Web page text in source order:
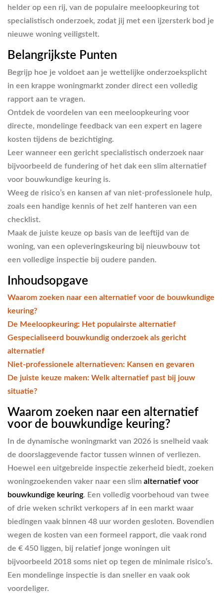
helder op een rij, van de populaire meeloopkeuring tot
specialistisch onderzoek, zodat jij met een ijzersterk bod je
nieuwe woning veiligstelt.
Belangrijkste Punten
Begrijp hoe je voldoet aan je wettelijke onderzoeksplicht
in een krappe woningmarkt zonder direct een volledig
rapport aan te vragen.
Ontdek de voordelen van een meeloopkeuring voor
directe, mondelinge feedback van een expert en lagere
kosten tijdens de bezichtiging.
Leer wanneer een gericht specialistisch onderzoek naar
bijvoorbeeld de fundering of het dak een slim alternatief
voor bouwkundige keuring is.
Weeg de risico’s en kansen af van niet-professionele hulp,
zoals een handige kennis of het zelf hanteren van een
checklist.
Maak de juiste keuze op basis van de leeftijd van de
woning, van een opleveringskeuring bij nieuwbouw tot
een volledige inspectie bij oudere panden.
Inhoudsopgave
Waarom zoeken naar een alternatief voor de bouwkundige
keuring?
De Meeloopkeuring: Het populairste alternatief
Gespecialiseerd bouwkundig onderzoek als gericht
alternatief
Niet-professionele alternatieven: Kansen en gevaren
De juiste keuze maken: Welk alternatief past bij jouw
situatie?
Waarom zoeken naar een alternatief
voor de bouwkundige keuring?
In de dynamische woningmarkt van 2026 is snelheid vaak
de doorslaggevende factor tussen winnen of verliezen.
Hoewel een uitgebreide inspectie zekerheid biedt, zoeken
woningzoekenden vaker naar een slim alternatief voor
bouwkundige keuring. Een volledig voorbehoud van twee
of drie weken schrikt verkopers af in een markt waar
biedingen vaak binnen 48 uur worden gesloten. Bovendien
wegen de kosten van een formeel rapport, die vaak rond
de € 450 liggen, bij relatief jonge woningen uit
bijvoorbeeld 2018 soms niet op tegen de minimale risico’s.
Een mondelinge inspectie is dan sneller en vaak ook
voordeliger.